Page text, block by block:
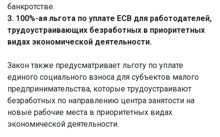
банкротстве.
3. 100%-ая льгота по уплате ЕСВ для работодателей,
трудоустраивающих безработных в приоритетных
видах экономической деятельности.
Закон также предусматривает льготу по уплате
единого социального взноса для субъектов малого
предпринимательства, которые трудоустраивают
безработных по направлению центра занятости на
новые рабочие места в приоритетных видах
экономической деятельности.